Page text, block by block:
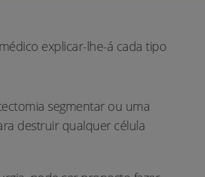
explicar-lhe-á cada tipo
segmentar ou uma
destruir qualquer célula